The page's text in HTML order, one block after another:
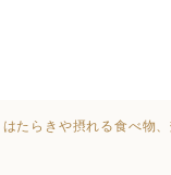
たらきや摂れる食べ物